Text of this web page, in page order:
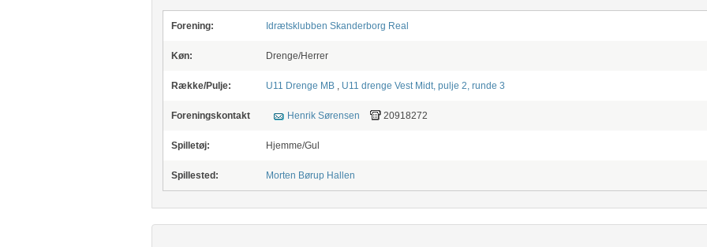
Forening: Idrætsklubben Skanderborg Real
Køn: Drenge/Herrer
Række/Pulje: U11 Drenge MB, U11 drenge Vest Midt, pulje 2, runde 3
Foreningskontakt Henrik Sørensen 20918272
Spilletøj: Hjemme/Gul
Spillested: Morten Børup Hallen